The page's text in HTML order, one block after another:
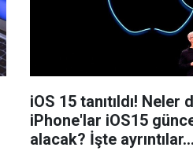
iOS 15 tanıtıldı! Neler
iPhone'lar iOS15
alacak? İşte ayrıntılar...